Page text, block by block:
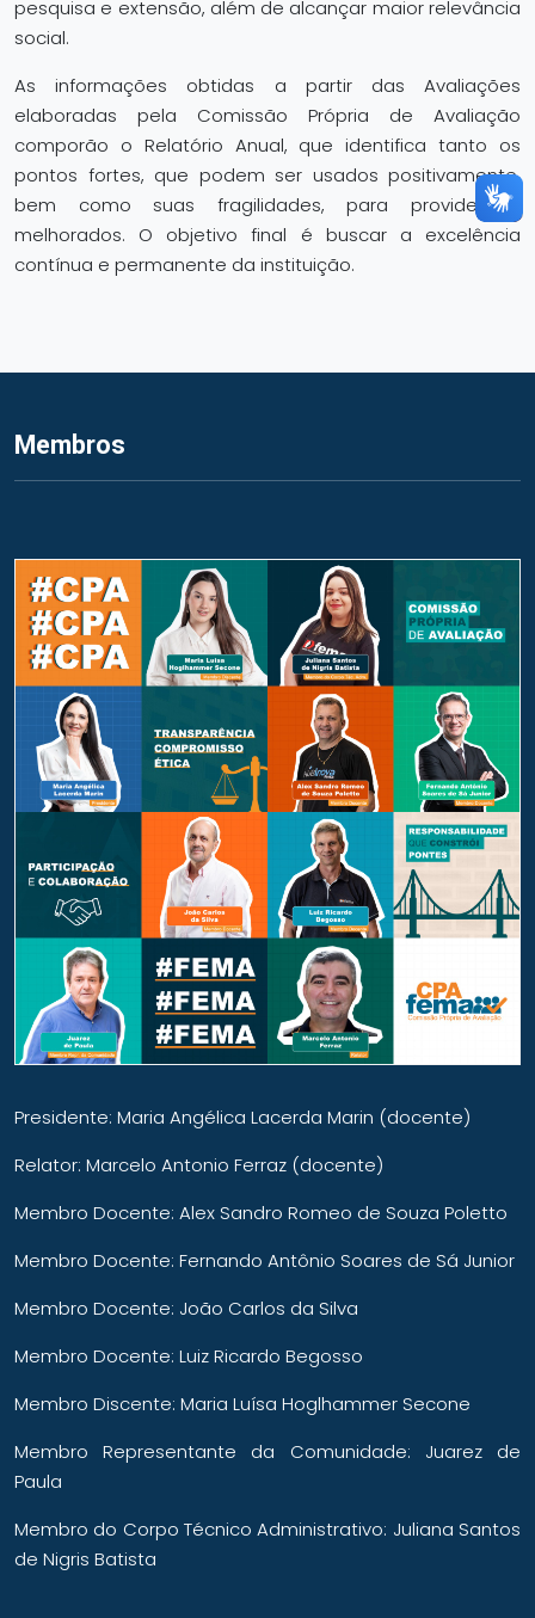
pesquisa e extensão, além de alcançar maior relevância
social.
As informações obtidas a partir das Avaliações
elaboradas pela Comissão Própria de Avaliação
comporão o Relatório Anual, que identifica tanto os
pontos fortes, que podem ser usados positivamente,
bem como suas fragilidades, para providenciar
melhorados. O objetivo final é buscar a excelência
contínua e permanente da instituição.
Membros
Presidente: Maria Angélica Lacerda Marin (docente)
Relator: Marcelo Antonio Ferraz (docente)
Membro Docente: Alex Sandro Romeo de Souza Poletto
Membro Docente: Fernando Antônio Soares de Sá Junior
Membro Docente: João Carlos da Silva
Membro Docente: Luiz Ricardo Begosso
Membro Discente: Maria Luísa Hoglhammer Secone
Membro Representante da Comunidade: Juarez de
Paula
Membro do Corpo Técnico Administrativo: Juliana Santos
de Nigris Batista